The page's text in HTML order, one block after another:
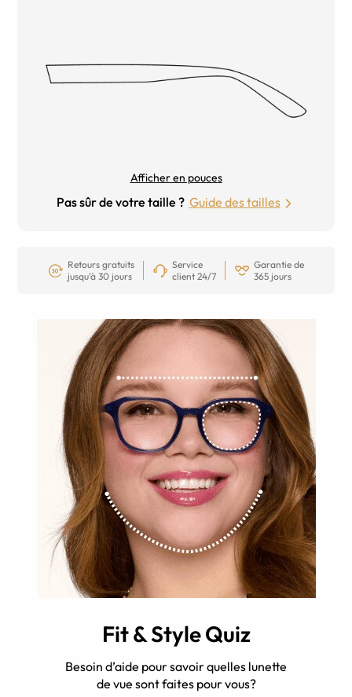
Afficher en pouces
Pas sûr de votre taille ? Guide des tailles
Retours gratuits
jusqu’à 30 jours
Service
client 24/7
Garantie de
365 jours
Fit & Style Quiz
Besoin d’aide pour savoir quelles lunette
de vue sont faites pour vous?